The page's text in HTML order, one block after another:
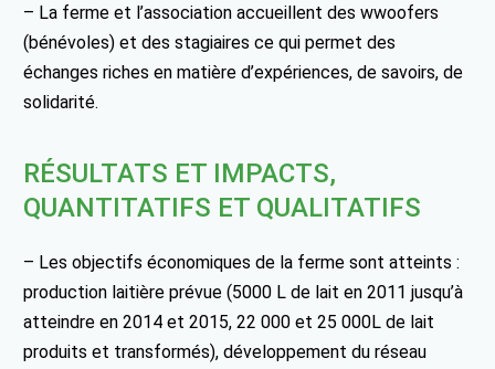
– La ferme et l’association accueillent des wwoofers
(bénévoles) et des stagiaires ce qui permet des
échanges riches en matière d’expériences, de savoirs, de
solidarité.
RÉSULTATS ET IMPACTS,
QUANTITATIFS ET QUALITATIFS
– Les objectifs économiques de la ferme sont atteints :
production laitière prévue (5000 L de lait en 2011 jusqu’à
atteindre en 2014 et 2015, 22 000 et 25 000L de lait
produits et transformés), développement du réseau